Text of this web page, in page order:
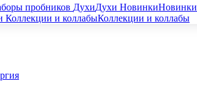
пробников ДухиДухи НовинкиНовинки
Коллекции и коллабыКоллекции и коллабы